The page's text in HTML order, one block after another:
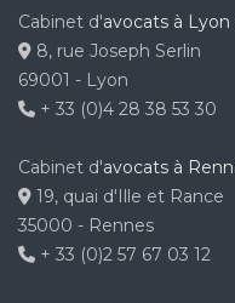
Cabinet d'avocats à Lyon
8, rue Joseph Serlin
69001 - Lyon
+ 33 (0)4 28 38 53 30
Cabinet d'avocats à
19, quai d'Ille et Rance
35000 - Rennes
+ 33 (0)2 57 67 03 12